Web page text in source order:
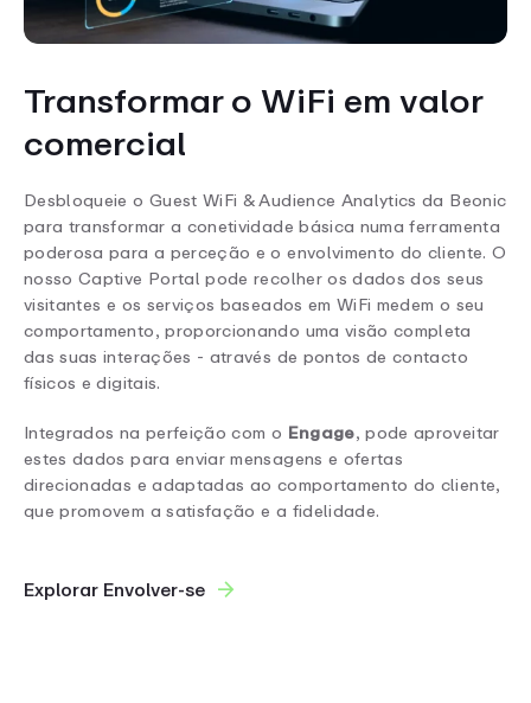
Transformar o WiFi em valor
comercial
Desbloqueie o Guest WiFi & Audience Analytics da Beonic
para transformar a conetividade básica numa ferramenta
poderosa para a perceção e o envolvimento do cliente. O
nosso Captive Portal pode recolher os dados dos seus
visitantes e os serviços baseados em WiFi medem o seu
comportamento, proporcionando uma visão completa
das suas interações - através de pontos de contacto
físicos e digitais.
Integrados na perfeição com o Engage, pode aproveitar
estes dados para enviar mensagens e ofertas
direcionadas e adaptadas ao comportamento do cliente,
que promovem a satisfação e a fidelidade.
Explorar Envolver-se